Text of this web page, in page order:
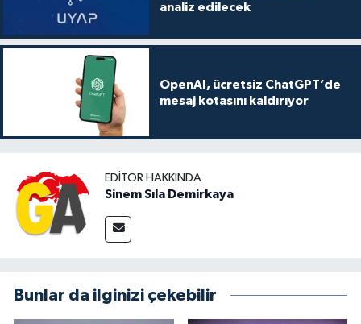
analiz edilecek
OpenAI, ücretsiz ChatGPT’de
mesaj kotasını kaldırıyor
EDITÖR HAKKINDA
Sinem Sıla Demirkaya
Bunlar da ilginizi çekebilir